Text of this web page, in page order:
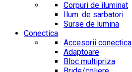
Corpuri de iluminat
Ilum. de sarbatori
Surse de lumina
Conectica
Accesorii conectica
Adaptoare
Bloc multipriza